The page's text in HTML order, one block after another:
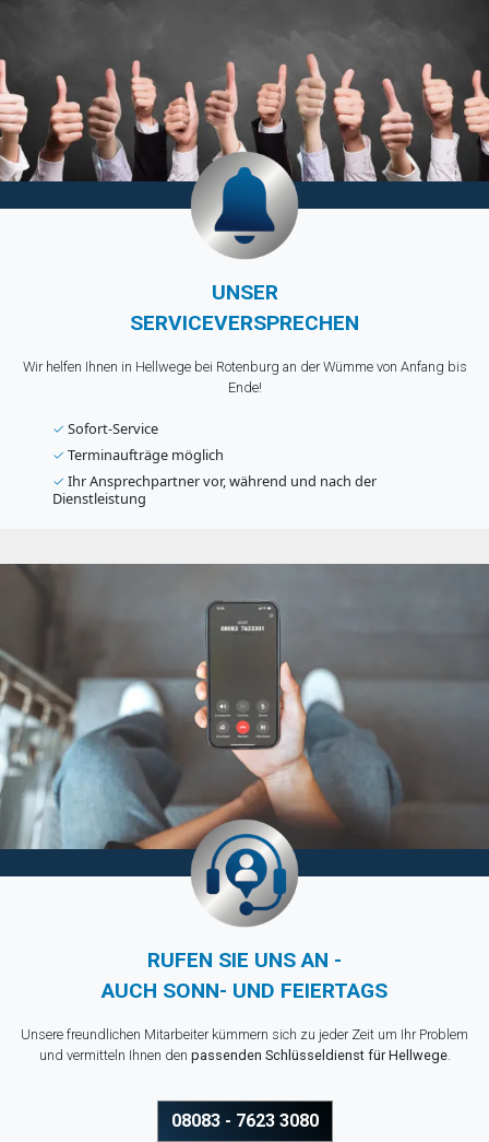
UNSER
SERVICEVERSPRECHEN
Wir helfen Ihnen in Hellwege bei Rotenburg an der Wümme von Anfang bis
Ende!
✓ Sofort-Service
✓ Terminaufträge möglich
✓ Ihr Ansprechpartner vor, während und nach der
Dienstleistung
RUFEN SIE UNS AN -
AUCH SONN- UND FEIERTAGS
Unsere freundlichen Mitarbeiter kümmern sich zu jeder Zeit um Ihr Problem
und vermitteln Ihnen den passenden Schlüsseldienst für Hellwege.
08083 - 7623 3080